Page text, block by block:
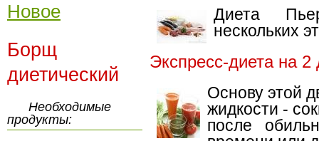
Диета
нескольких
Экспресс-диета на 2
Основу этой
жидкости -
после
Новое
Борщ
диетический
Необходимые
продукты: